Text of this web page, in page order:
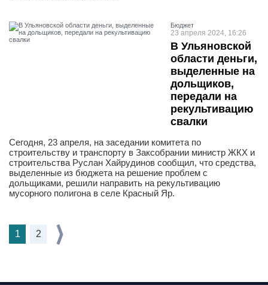
Бюджет
23 апреля 2024, 16:26
В Ульяновской
области деньги,
выделенные на
дольщиков,
передали на
рекультивацию
свалки
Сегодня, 23 апреля, на заседании комитета по
строительству и транспорту в Заксобрании министр ЖКХ и
строительства Руслан Хайрудинов сообщил, что средства,
выделенные из бюджета на решение проблем с
дольщиками, решили направить на рекультивацию
мусорного полигона в селе Красный Яр.
1 2